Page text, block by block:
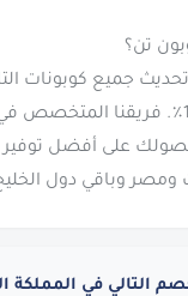
جميع كوبونات
فعاليتها بنسبة 100٪. فريقنا
على أفضل
ومصر وباقي دول
التالي في المملكة